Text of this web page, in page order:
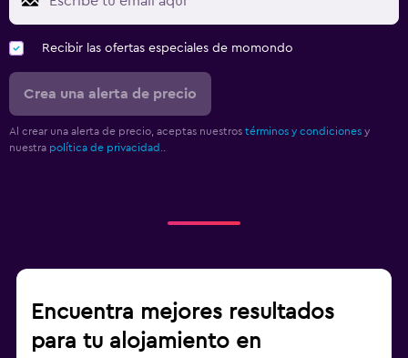
Recibir las ofertas especiales de momondo
Crea una alerta de precio
Al crear una alerta de precio, aceptas nuestros términos y condiciones y
nuestra política de privacidad.
Encuentra mejores resultados
para tu alojamiento en